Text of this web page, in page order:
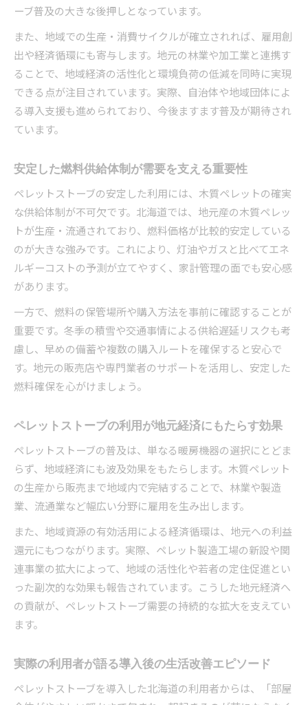
ーブ普及の大きな後押しとなっています。
また、地域での生産・消費サイクルが確立されれば、雇用創
出や経済循環にも寄与します。地元の林業や加工業と連携す
ることで、地域経済の活性化と環境負荷の低減を同時に実現
できる点が注目されています。実際、自治体や地域団体によ
る導入支援も進められており、今後ますます普及が期待され
ています。
安定した燃料供給体制が需要を支える重要性
ペレットストーブの安定した利用には、木質ペレットの確実
な供給体制が不可欠です。北海道では、地元産の木質ペレッ
トが生産・流通されており、燃料価格が比較的安定している
のが大きな強みです。これにより、灯油やガスと比べてエネ
ルギーコストの予測が立てやすく、家計管理の面でも安心感
があります。
一方で、燃料の保管場所や購入方法を事前に確認することが
重要です。冬季の積雪や交通事情による供給遅延リスクも考
慮し、早めの備蓄や複数の購入ルートを確保すると安心で
す。地元の販売店や専門業者のサポートを活用し、安定した
燃料確保を心がけましょう。
ペレットストーブの利用が地元経済にもたらす効果
ペレットストーブの普及は、単なる暖房機器の選択にとどま
らず、地域経済にも波及効果をもたらします。木質ペレット
の生産から販売まで地域内で完結することで、林業や製造
業、流通業など幅広い分野に雇用を生み出します。
また、地域資源の有効活用による経済循環は、地元への利益
還元にもつながります。実際、ペレット製造工場の新設や関
連事業の拡大によって、地域の活性化や若者の定住促進とい
った副次的な効果も報告されています。こうした地元経済へ
の貢献が、ペレットストーブ需要の持続的な拡大を支えてい
ます。
実際の利用者が語る導入後の生活改善エピソード
ペレットストーブを導入した北海道の利用者からは、「部屋